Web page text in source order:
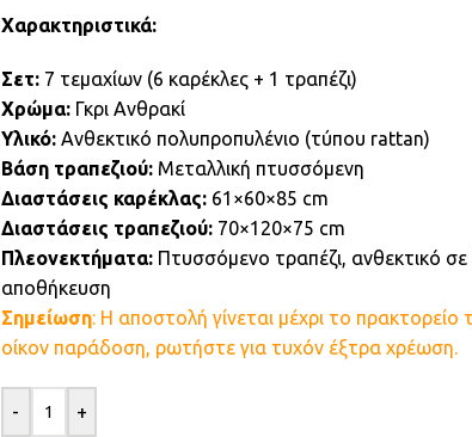
Χαρακτηριστικά:
Σετ:7 τεμαχίων (6 καρέκλες + 1 τραπέζι)
Χρώμα:Γκρι Ανθρακί
Υλικό:Ανθεκτικό πολυπροπυλένιο (τύπου rattan)
Βάση τραπεζιού:Μεταλλική πτυσσόμενη
Διαστάσεις καρέκλας:61×60×85 cm
Διαστάσεις τραπεζιού:70×120×75 cm
Πλεονεκτήματα:Πτυσσόμενο τραπέζι, ανθεκτικό σε
αποθήκευση
Σημείωση: Η αποστολή γίνεται μέχρι το πρακτορείο
οίκον παράδοση, ρωτήστε για τυχόν έξτρα χρέωση.
- +